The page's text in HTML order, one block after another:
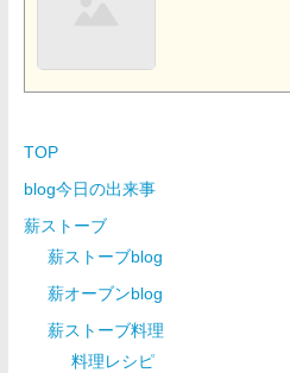
TOP
blog今日の出来事
薪ストーブ
薪ストーブblog
薪オーブンblog
薪ストーブ料理
料理レシピ